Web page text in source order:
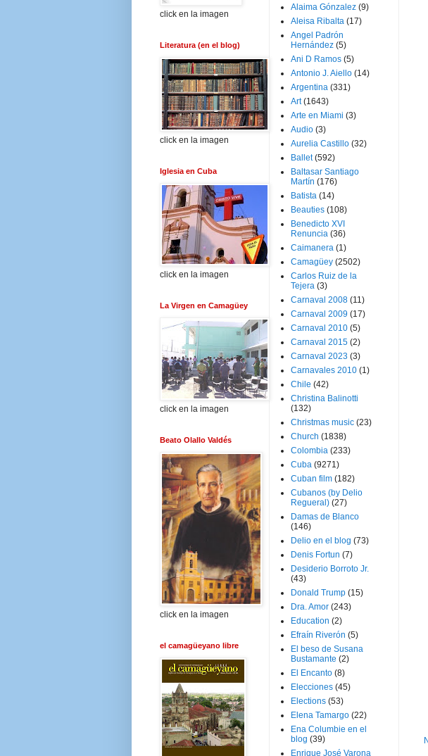
click en la imagen
Literatura (en el blog)
click en la imagen
Iglesia en Cuba
click en la imagen
La Virgen en Camagüey
click en la imagen
Beato Olallo Valdés
click en la imagen
el camagüeyano libre
Alaima Gónzalez (9)
Aleisa Ribalta (17)
Angel Padrón
Hernández (5)
Ani D Ramos (5)
Antonio J. Aiello (14)
Argentina (331)
Art (1643)
Arte en Miami (3)
Audio (3)
Aurelia Castillo (32)
Ballet (592)
Baltasar Santiago
Martín (176)
Batista (14)
Beauties (108)
Benedicto XVI
Renuncia (36)
Caimanera (1)
Camagüey (2502)
Carlos Ruiz de la
Tejera (3)
Carnaval 2008 (11)
Carnaval 2009 (17)
Carnaval 2010 (5)
Carnaval 2015 (2)
Carnaval 2023 (3)
Carnavales 2010 (1)
Chile (42)
Christina Balinotti
(132)
Christmas music (23)
Church (1838)
Colombia (233)
Cuba (9271)
Cuban film (182)
Cubanos (by Delio
Regueral) (27)
Damas de Blanco
(146)
Delio en el blog (73)
Denis Fortun (7)
Desiderio Borroto Jr.
(43)
Donald Trump (15)
Dra. Amor (243)
Education (2)
Efraín Riverón (5)
El beso de Susana
Bustamante (2)
El Encanto (8)
Elecciones (45)
Elections (53)
Elena Tamargo (22)
Ena Columbie en el
blog (39)
Enrique José Varona